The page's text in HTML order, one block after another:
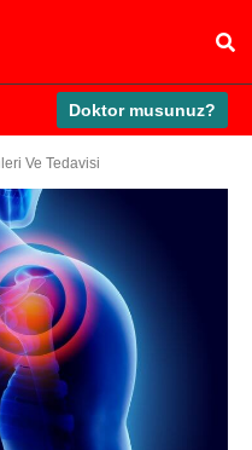
Doktor musunuz?
Ve Tedavisi